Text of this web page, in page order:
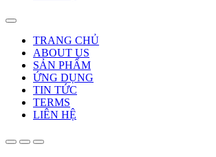
TRANG CHỦ
ABOUT US
SẢN PHẨM
ỨNG DỤNG
TIN TỨC
TERMS
LIÊN HỆ